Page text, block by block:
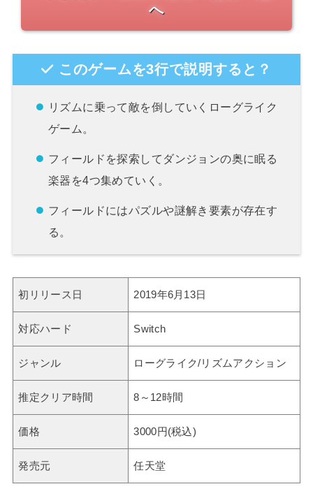
へ
このゲームを3行で説明すると？
リズムに乗って敵を倒していくローグライク
ゲーム。
フィールドを探索してダンジョンの奥に眠る
楽器を4つ集めていく。
フィールドにはパズルや謎解き要素が存在す
る。
初リリース日 2019年6月13日
対応ハード Switch
ジャンル ローグライク/リズムアクション
推定クリア時間 8～12時間
価格 3000円(税込)
発売元 任天堂